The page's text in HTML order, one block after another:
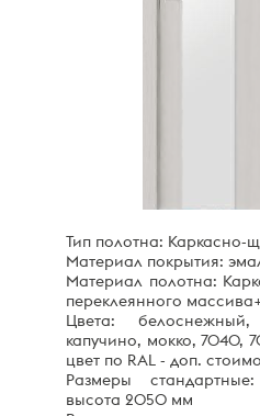
Тип полотна: Каркасно-
Материал покрытия:
Материал полотна:
переклеянного
Цвета:
капучино, мокко, 7040,
цвет по RAL - доп.
Размеры
высота 2050 мм